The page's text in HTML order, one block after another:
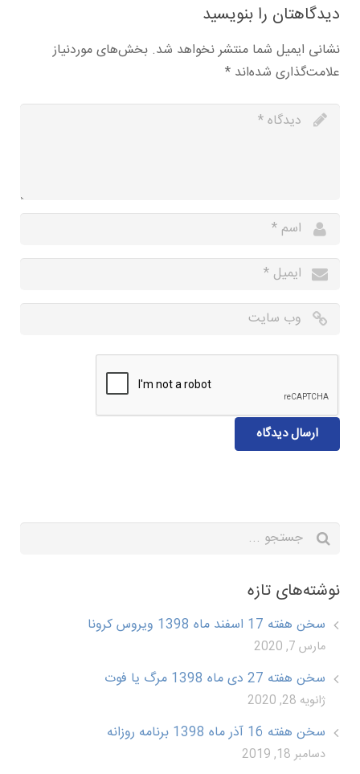
دیدگاهتان را بنویسید
نشانی ایمیل شما منتشر نخواهد شد. بخش‌های موردنیاز
علامت‌گذاری شده‌اند *
نوشته‌های تازه
سخن هفته 17 اسفند ماه 1398 ویروس کرونا
مارس 7, 2020
سخن هفته 27 دی ماه 1398 مرگ یا فوت
ژانویه 28, 2020
سخن هفته 16 آذر ماه 1398 برنامه روزانه
دسامبر 18, 2019